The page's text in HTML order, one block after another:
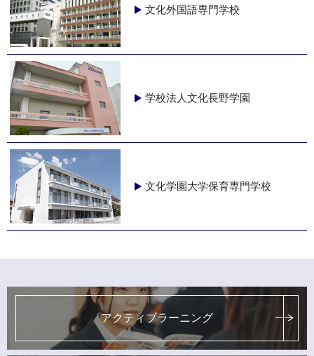
文化外国語専門学校
学校法人文化長野学園
文化学園大学保育専門学校
アクティブラーニング